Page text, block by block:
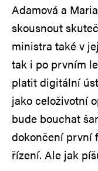
Adamová a
skousnout
ministra také v
tak i po prvním
platit digitální
jako celoživotní
bude bouchat
dokončení první
řízení. Ale jak